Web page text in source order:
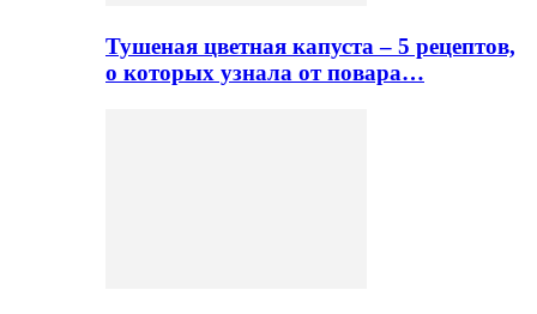
Тушеная цветная капуста – 5 рецептов,
о которых узнала от повара…